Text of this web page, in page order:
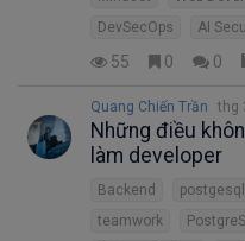
DevSecOps
AI
55 0 0
Quang Chiến Trần thg
Những điều
làm developer
Backend postgesql
teamwork